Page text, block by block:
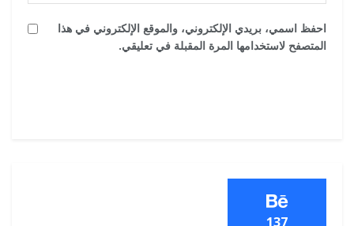
احفظ اسمي، بريدي الإلكتروني، والموقع الإلكتروني في هذا
المتصفح لاستخدامها المرة المقبلة في تعليقي.
137